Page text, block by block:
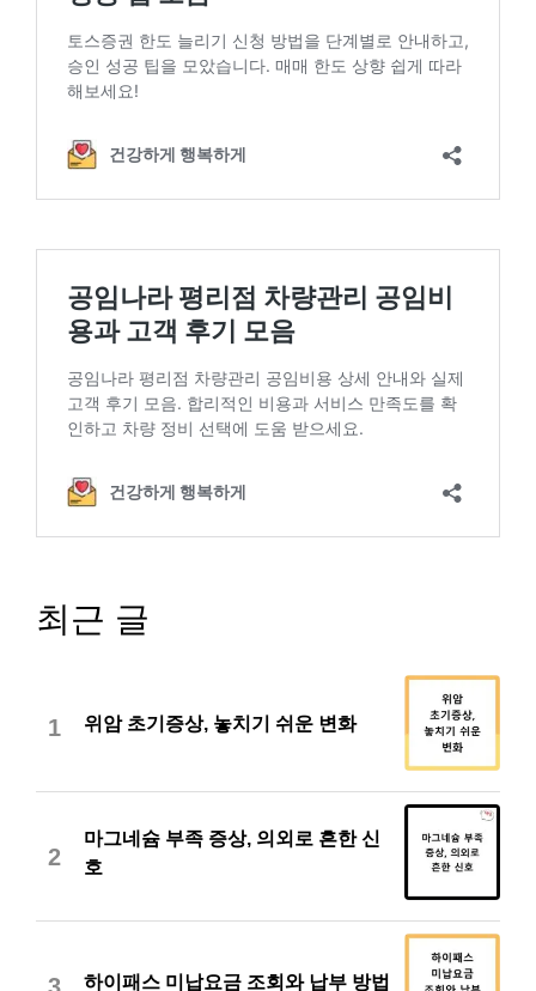
최근 글
1 위암 초기증상, 놓치기 쉬운 변화
2
마그네슘 부족 증상, 의외로 흔한 신
호
3 하이패스 미납요금 조회와 납부 방법